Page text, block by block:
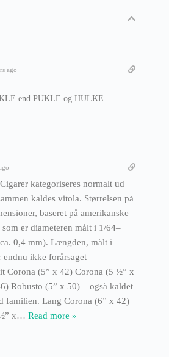
ago
end PUKLE og HULKE.
kategoriseres normalt ud
kaldes vitola. Størrelsen på
baseret på amerikanske
er diameteren målt i 1/64–
0,4 mm). Længden, målt i
endnu ikke forårsaget
Corona (5” x 42) Corona (5 ½” x
Robusto (5” x 50) – også kaldet
familien. Lang Corona (6” x 42)
x… Read more »